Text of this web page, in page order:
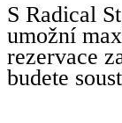
S Radical
umožní
rezervace
budete